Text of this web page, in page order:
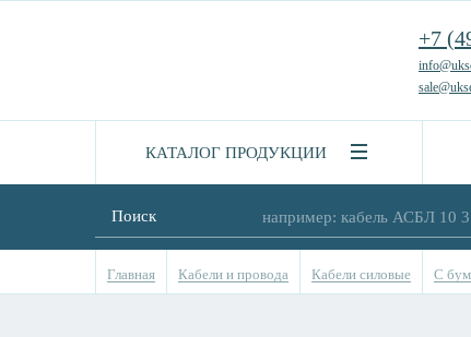
+7
КАТАЛОГ ПРОДУКЦИИ
Поиск
Главная Кабели и провода Кабели силовые С